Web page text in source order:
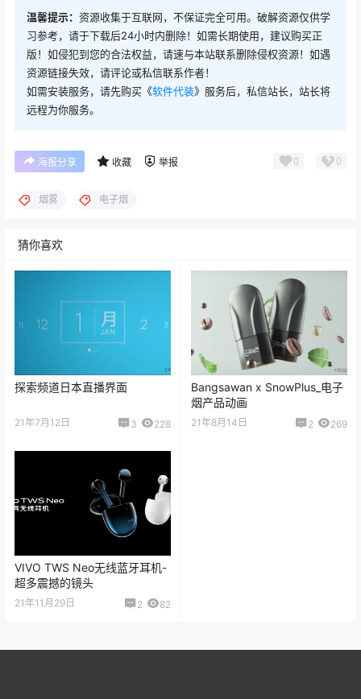
温馨提示： 资源收集于互联网，不保证完全可用。破解资源仅供学
习参考，请于下载后24小时内删除！如需长期使用，建议购买正
版！如侵犯到您的合法权益，请速与本站联系删除侵权资源！如遇
资源链接失效，请评论或私信联系作者！
如需安装服务，请先购买《软件代装》服务后，私信站长，站长将
远程为你服务。
海报分享 收藏 举报 0 0
烟雾 电子烟
猜你喜欢
探索频道日本直播界面
21年7月12日 3 228
Bangsawan x SnowPlus_电子
烟产品动画
21年8月14日 2 269
VIVO TWS Neo无线蓝牙耳机-
超多震撼的镜头
21年11月29日 2 82